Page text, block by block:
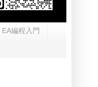
EA編程入門